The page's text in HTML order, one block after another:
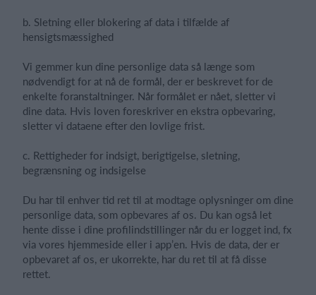
b. Sletning eller blokering af data i tilfælde af
hensigtsmæssighed
Vi gemmer kun dine personlige data så længe som
nødvendigt for at nå de formål, der er beskrevet for de
enkelte foranstaltninger. Når formålet er nået, sletter vi
dine data. Hvis loven foreskriver en ekstra opbevaring,
sletter vi dataene efter den lovlige frist.
c. Rettigheder for indsigt, berigtigelse, sletning,
begrænsning og indsigelse
Du har til enhver tid ret til at modtage oplysninger om dine
personlige data, som opbevares af os. Du kan også let
hente disse i dine profilindstillinger når du er logget ind, fx
via vores hjemmeside eller i app’en. Hvis de data, der er
opbevaret af os, er ukorrekte, har du ret til at få disse
rettet.